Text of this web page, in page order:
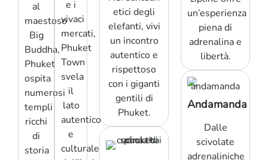
al
maestoso
Big
Buddha,
Phuket
ospita
numerosi
templi
ricchi
di
storia
e i
vivaci
mercati,
Phuket
Town
svela
il
lato
autentico
e
culturale
etici degli
elefanti, vivi
un incontro
autentico e
rispettoso
con i giganti
gentili di
Phuket.
un’esperienza
piena di
adrenalina e
libertà.
Andamanda
Dalle
scivolate
adrenaliniche